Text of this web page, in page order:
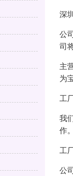
深
公
司
主
为
工
我
作
工
公